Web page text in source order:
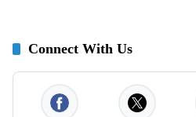
Connect With Us